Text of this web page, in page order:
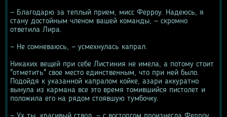
— Благодарю за теплый прием, мисс Ферроу. Надеюсь, я
стану достойным членом вашей команды, — скромно
ответила Лира.
— Не сомневаюсь, — усмехнулась капрал.
Никаких вещей при себе Листиния не имела, а потому стоит
"отметить" свое место единственным, что при ней было.
Подойдя к указанной капралом койке, азари аккуратно
вынула из кармана все это время томившийся пистолет и
положила его на рядом стоявшую тумбочку.